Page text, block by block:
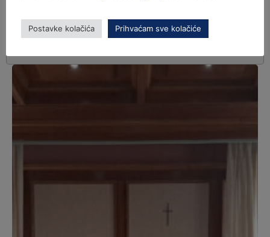
Postavke kolačića Prihvaćam sve kolačiće